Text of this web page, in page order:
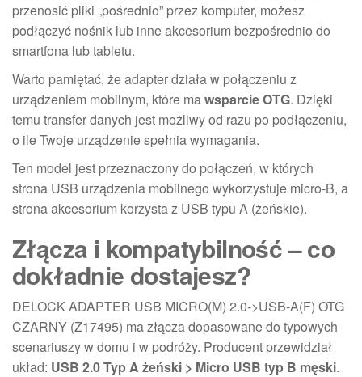
przenosić pliki „pośrednio” przez komputer, możesz
podłączyć nośnik lub inne akcesorium bezpośrednio do
smartfona lub tabletu.
Warto pamiętać, że adapter działa w połączeniu z
urządzeniem mobilnym, które mawsparcie OTG. Dzięki
temu transfer danych jest możliwy od razu po podłączeniu,
o ile Twoje urządzenie spełnia wymagania.
Ten model jest przeznaczony do połączeń, w których
strona USB urządzenia mobilnego wykorzystuje micro-B, a
strona akcesorium korzysta z USB typu A (żeńskie).
Złącza i kompatybilność – co
dokładnie dostajesz?
DELOCK ADAPTER USB MICRO(M) 2.0->USB-A(F) OTG
CZARNY (Z17495) ma złącza dopasowane do typowych
scenariuszy w domu i w podróży. Producent przewidział
układ: USB 2.0 Typ A żeński > Micro USB typ B męski.